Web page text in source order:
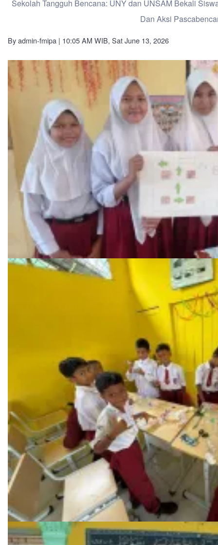
Sekolah Tangguh Bencana: UNY dan UNSAM Bekali
Dan Aksi
Byadmin-fmipa | 10:05 AM WIB, Sat June 13, 2026